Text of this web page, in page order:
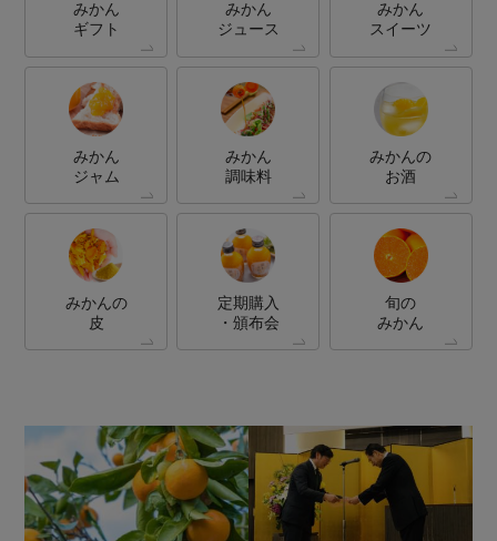
みかん
ギフト
みかん
ジュース
みかん
スイーツ
みかん
ジャム
みかん
調味料
みかんの
お酒
みかんの
皮
定期購入
・頒布会
旬の
みかん